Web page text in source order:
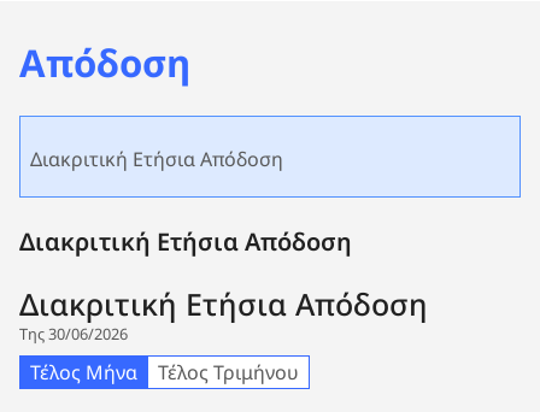
Απόδοση
Διακριτική Ετήσια Απόδοση
Διακριτική Ετήσια Απόδοση
Διακριτική Ετήσια Απόδοση
Της 30/06/2026
Τέλος Μήνα Τέλος Τριμήνου